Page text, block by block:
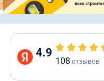
4.9
108 отзывов